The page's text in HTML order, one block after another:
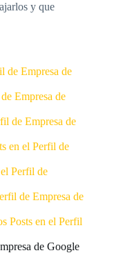
y que
de Empresa de
Empresa de
de Empresa de
en el Perfil de
Perfil de
de Empresa de
Posts en el Perfil
de Google